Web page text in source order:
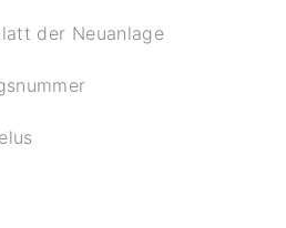
der Neuanlage